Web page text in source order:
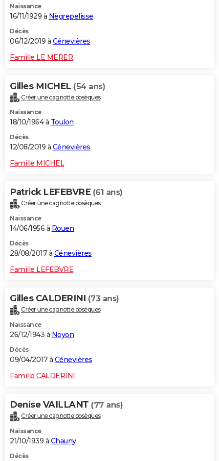
Naissance
16/11/1929 à Nègrepelisse
Décès
06/12/2019 à Cénevières
Famille LE MERER
Gilles MICHEL (54 ans)
Créer une cagnotte obsèques
Naissance
18/10/1964 à Toulon
Décès
12/08/2019 à Cénevières
Famille MICHEL
Patrick LEFEBVRE (61 ans)
Créer une cagnotte obsèques
Naissance
14/06/1956 à Rouen
Décès
28/08/2017 à Cénevières
Famille LEFEBVRE
Gilles CALDERINI (73 ans)
Créer une cagnotte obsèques
Naissance
26/12/1943 à Noyon
Décès
09/04/2017 à Cénevières
Famille CALDERINI
Denise VAILLANT (77 ans)
Créer une cagnotte obsèques
Naissance
21/10/1939 à Chauny
Décès